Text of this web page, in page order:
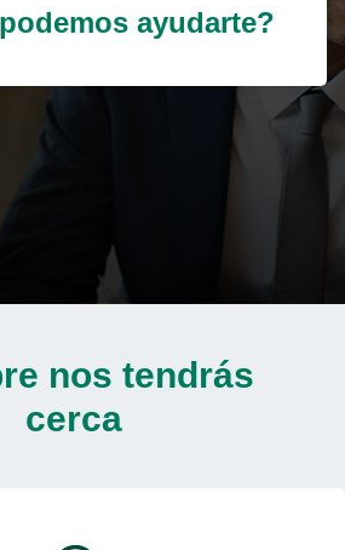
ayudarte?
nos tendrás
cerca